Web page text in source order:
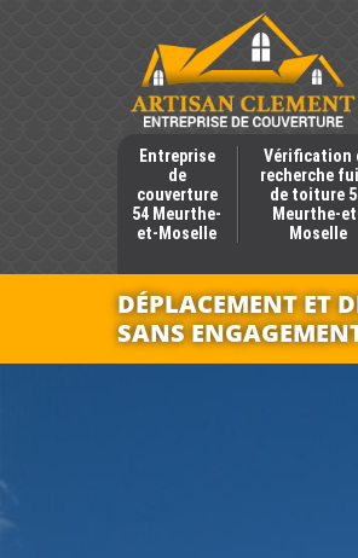
Entreprise
de
couverture
54 Meurthe-
et-Moselle
Vérification
recherche
de toiture
Meurthe-
Moselle
DÉPLACEMENT ET
SANS